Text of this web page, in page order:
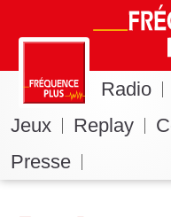
Radio
Jeux
Replay
Presse